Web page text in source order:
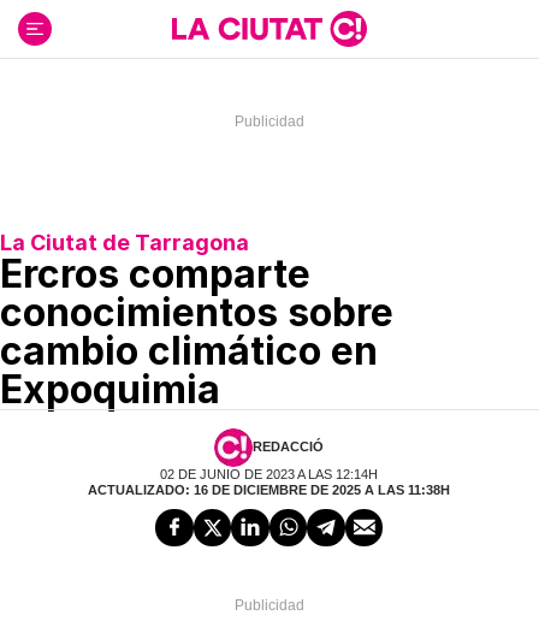
contenido
La Ciutat de Tarragona
Ercros comparte
conocimientos sobre
cambio climático en
Expoquimia
REDACCIÓ
02 DE JUNIO DE 2023 A LAS 12:14H
ACTUALIZADO: 16 DE DICIEMBRE DE 2025 A LAS 11:38H